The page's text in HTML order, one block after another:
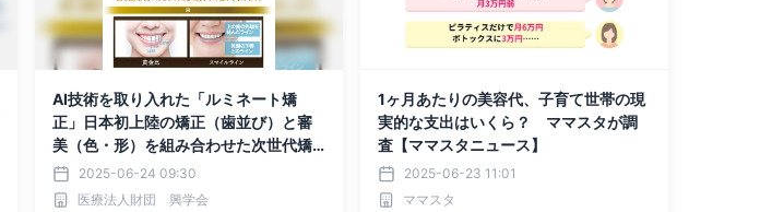
AI技術を取り入れた「ルミネート矯
正」日本初上陸の矯正（歯並び）と審
美（色・形）を組み合わせた次世代矯
正歯科治療
2025-06-24 09:30
医療法人財団 興学会
1ヶ月あたりの美容代、子育て世帯の現
実的な支出はいくら？ ママスタが調
査【ママスタニュース】
2025-06-23 11:01
ママスタ